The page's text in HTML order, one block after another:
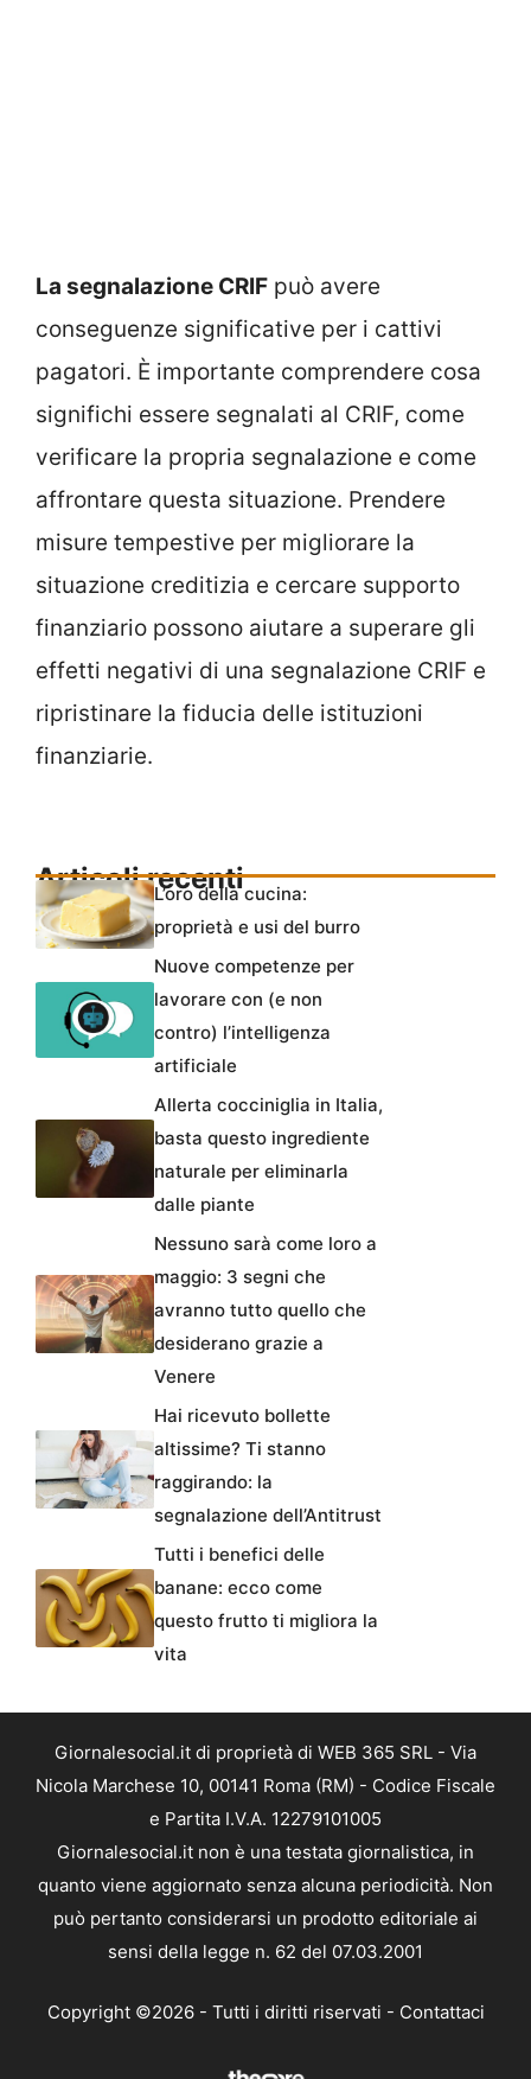
La segnalazione CRIF può avere
conseguenze significative per i cattivi
pagatori. È importante comprendere cosa
significhi essere segnalati al CRIF, come
verificare la propria segnalazione e come
affrontare questa situazione. Prendere
misure tempestive per migliorare la
situazione creditizia e cercare supporto
finanziario possono aiutare a superare gli
effetti negativi di una segnalazione CRIF e
ripristinare la fiducia delle istituzioni
finanziarie.
Articoli recenti
L’oro della cucina:
proprietà e usi del burro
Nuove competenze per
lavorare con (e non
contro) l’intelligenza
artificiale
Allerta cocciniglia in Italia,
basta questo ingrediente
naturale per eliminarla
dalle piante
Nessuno sarà come loro a
maggio: 3 segni che
avranno tutto quello che
desiderano grazie a
Venere
Hai ricevuto bollette
altissime? Ti stanno
raggirando: la
segnalazione dell’Antitrust
Tutti i benefici delle
banane: ecco come
questo frutto ti migliora la
vita
Giornalesocial.it di proprietà di WEB 365 SRL - Via
Nicola Marchese 10, 00141 Roma (RM) - Codice Fiscale
e Partita I.V.A. 12279101005
Giornalesocial.it non è una testata giornalistica, in
quanto viene aggiornato senza alcuna periodicità. Non
può pertanto considerarsi un prodotto editoriale ai
sensi della legge n. 62 del 07.03.2001
Copyright ©2026 - Tutti i diritti riservati - Contattaci